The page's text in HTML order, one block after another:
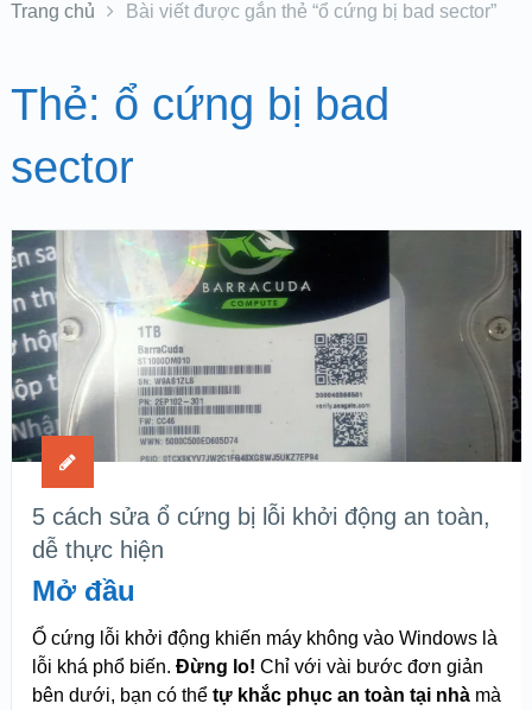
Trang chủ Bài viết được gắn thẻ “ổ cứng bị bad sector”
Thẻ: ổ cứng bị bad
sector
5 cách sửa ổ cứng bị lỗi khởi động an toàn,
dễ thực hiện
Mở đầu
Ổ cứng lỗi khởi động khiến máy không vào Windows là
lỗi khá phổ biến. Đừng lo! Chỉ với vài bước đơn giản
bên dưới, bạn có thể tự khắc phục an toàn tại nhàmà